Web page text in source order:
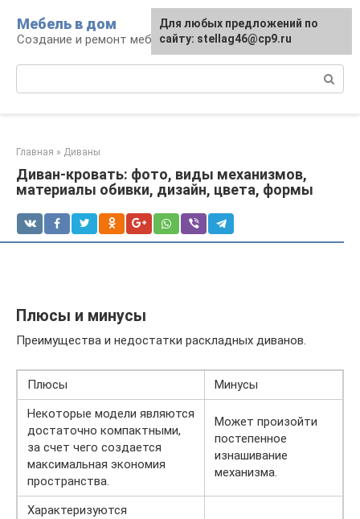
контенту
Мебель в дом
Создание и ремонт мебели
Главная » Диваны
Диван-кровать: фото, виды механизмов,
материалы обивки, дизайн, цвета, формы
Плюсы и минусы
Преимущества и недостатки раскладных диванов.
Плюсы
Минусы
Некоторые модели являются
достаточно компактными,
за счет чего создается
максимальная экономия
пространства.
Может произойти
постепенное
изнашивание
механизма.
Характеризуются
Для любых предложений по
сайту: stellag46@cp9.ru